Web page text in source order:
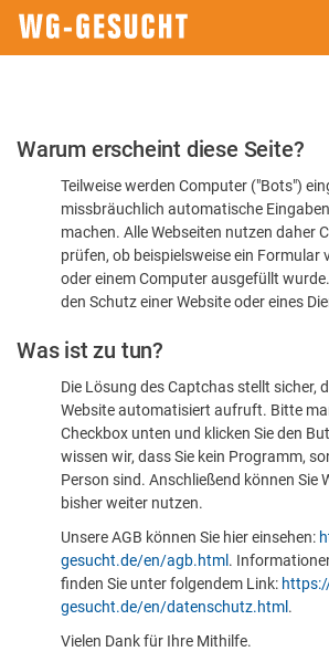
Bitte
dass
sind
Warum erscheint diese Seite?
Teilweise werden Computer ("Bots")
missbräuchlich automatische
machen. Alle Webseiten nutzen daher
prüfen, ob beispielsweise ein Formular
oder einem Computer ausgefüllt
den Schutz einer Website oder eines
Was ist zu tun?
Die Lösung des Captchas stellt sicher,
Website automatisiert aufruft. Bitte
Checkbox unten und klicken Sie den
wissen wir, dass Sie kein Programm,
Person sind. Anschließend können Sie
bisher weiter nutzen.
Unsere AGB können Sie hier einsehen:
gesucht.de/en/agb.html .
finden Sie unter folgendem Link:
gesucht.de/en/datenschutz.html .
Vielen Dank für Ihre Mithilfe.